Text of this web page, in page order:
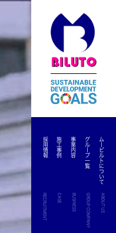
採用情報 施工事例 事業内容 グループ一覧 ムービルトについて
RECRUITMENT CASE BUSINESS GROUP COMPANY ABOUT US